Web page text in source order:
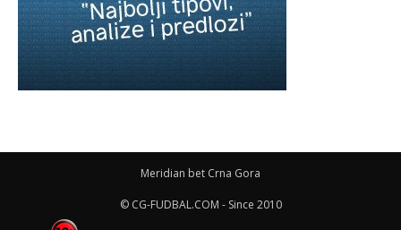
Meridian bet Crna Gora
© CG-FUDBAL.COM - Since 2010